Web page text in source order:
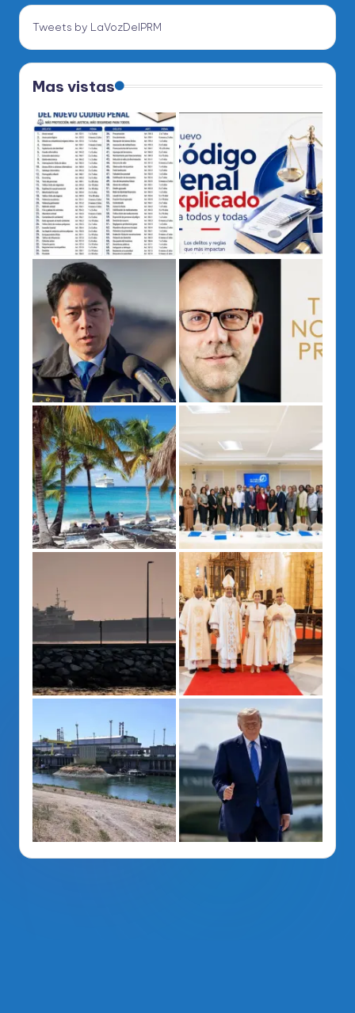
Tweets by LaVozDelPRM
Mas vistas